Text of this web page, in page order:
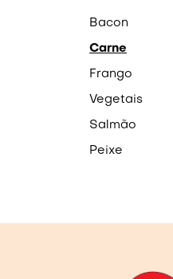
Bacon
Carne
Frango
Vegetais
Salmão
Peixe